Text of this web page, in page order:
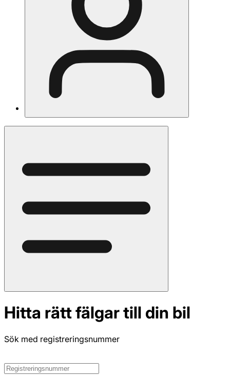
Hitta rätt fälgar till din bil
Sök med registreringsnummer